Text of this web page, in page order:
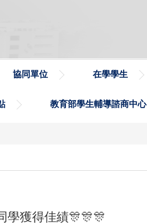
協同單位 在學學生
教育部學生輔導諮商中心
學獲得佳績🎊🎊🎊